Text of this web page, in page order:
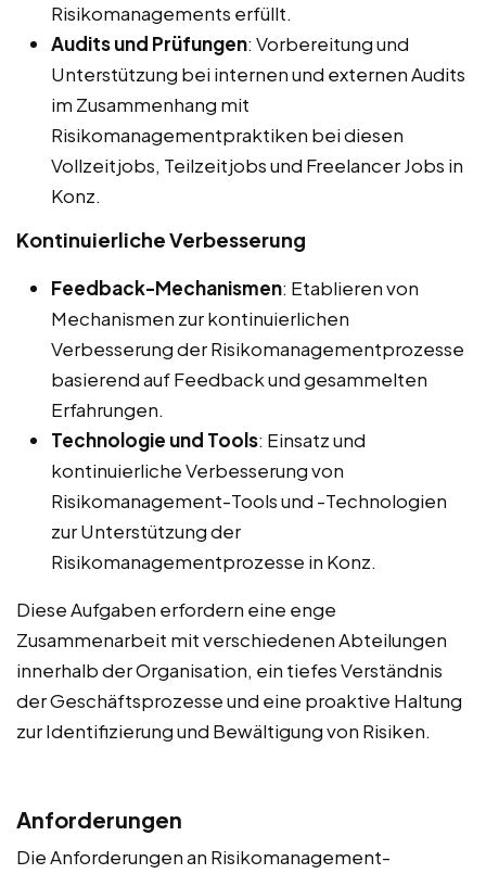
Risikomanagements erfüllt.
Audits und Prüfungen: Vorbereitung und
Unterstützung bei internen und externen Audits
im Zusammenhang mit
Risikomanagementpraktiken bei diesen
Vollzeitjobs, Teilzeitjobs und Freelancer Jobs in
Konz.
Kontinuierliche Verbesserung
Feedback-Mechanismen: Etablieren von
Mechanismen zur kontinuierlichen
Verbesserung der Risikomanagementprozesse
basierend auf Feedback und gesammelten
Erfahrungen.
Technologie und Tools: Einsatz und
kontinuierliche Verbesserung von
Risikomanagement-Tools und -Technologien
zur Unterstützung der
Risikomanagementprozesse in Konz.
Diese Aufgaben erfordern eine enge
Zusammenarbeit mit verschiedenen Abteilungen
innerhalb der Organisation, ein tiefes Verständnis
der Geschäftsprozesse und eine proaktive Haltung
zur Identifizierung und Bewältigung von Risiken.
Anforderungen
Die Anforderungen an Risikomanagement-